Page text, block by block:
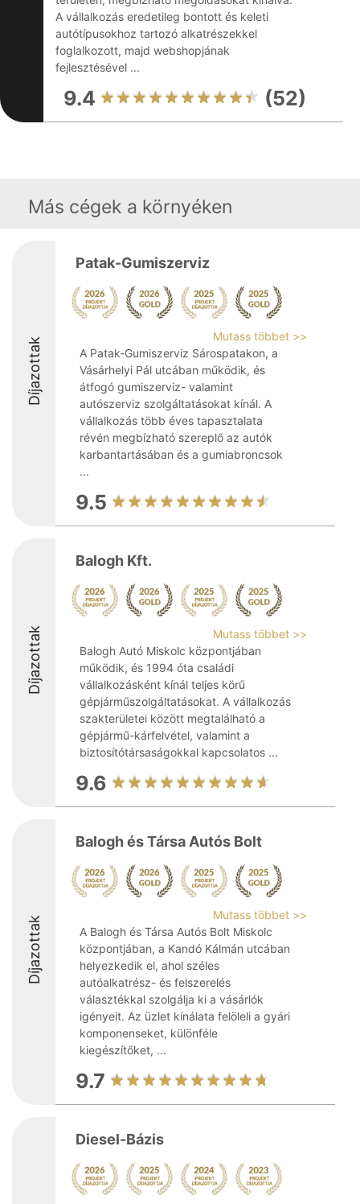
A vállalkozás eredetileg bontott és keleti
autótípusokhoz tartozó alkatrészekkel
foglalkozott, majd webshopjának
fejlesztésével ...
9.4 (52)
Más cégek a környéken
Díjazottak
Patak-Gumiszerviz
Mutass többet >>
A Patak-Gumiszerviz Sárospatakon, a
Vásárhelyi Pál utcában működik, és
átfogó gumiszerviz- valamint
autószerviz szolgáltatásokat kínál. A
vállalkozás több éves tapasztalata
révén megbízható szereplő az autók
karbantartásában és a gumiabroncsok
...
9.5
Díjazottak
Balogh Kft.
Mutass többet >>
Balogh Autó Miskolc központjában
működik, és 1994 óta családi
vállalkozásként kínál teljes körű
gépjárműszolgáltatásokat. A vállalkozás
szakterületei között megtalálható a
gépjármű-kárfelvétel, valamint a
biztosítótársaságokkal kapcsolatos ...
9.6
Díjazottak
Balogh és Társa Autós Bolt
Mutass többet >>
A Balogh és Társa Autós Bolt Miskolc
központjában, a Kandó Kálmán utcában
helyezkedik el, ahol széles
autóalkatrész- és felszerelés
választékkal szolgálja ki a vásárlók
igényeit. Az üzlet kínálata felöleli a gyári
komponenseket, különféle
kiegészítőket, ...
9.7
Diesel-Bázis